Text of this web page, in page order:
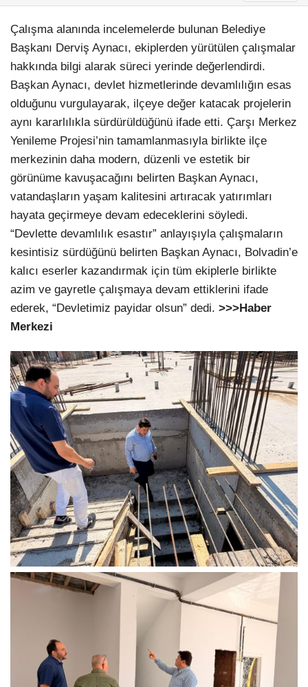
Çalışma alanında incelemelerde bulunan Belediye
Başkanı Derviş Aynacı, ekiplerden yürütülen çalışmalar
hakkında bilgi alarak süreci yerinde değerlendirdi.
Başkan Aynacı, devlet hizmetlerinde devamlılığın esas
olduğunu vurgulayarak, ilçeye değer katacak projelerin
aynı kararlılıkla sürdürüldüğünü ifade etti. Çarşı Merkez
Yenileme Projesi’nin tamamlanmasıyla birlikte ilçe
merkezinin daha modern, düzenli ve estetik bir
görünüme kavuşacağını belirten Başkan Aynacı,
vatandaşların yaşam kalitesini artıracak yatırımları
hayata geçirmeye devam edeceklerini söyledi.
“Devlette devamlılık esastır” anlayışıyla çalışmaların
kesintisiz sürdüğünü belirten Başkan Aynacı, Bolvadin’e
kalıcı eserler kazandırmak için tüm ekiplerle birlikte
azim ve gayretle çalışmaya devam ettiklerini ifade
ederek, “Devletimiz payidar olsun” dedi. >>>Haber
Merkezi